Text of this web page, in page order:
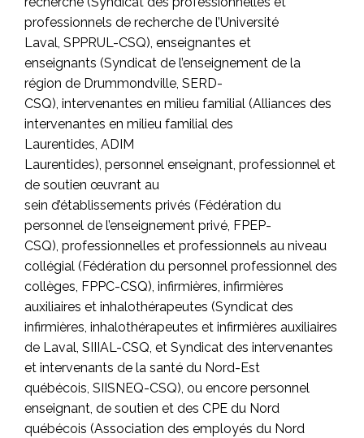
professionnels de recherche de l’Université
Laval, SPPRUL-CSQ), enseignantes et
enseignants (Syndicat de l’enseignement de la
région de Drummondville, SERD-
CSQ), intervenantes en milieu familial (Alliances des
intervenantes en milieu familial des
Laurentides, ADIM
Laurentides), personnel enseignant, professionnel et
de soutien œuvrant au
sein d’établissements privés (Fédération du
personnel de l’enseignement privé, FPEP-
CSQ), professionnelles et professionnels au niveau
collégial (Fédération du personnel professionnel des
collèges, FPPC-CSQ), infirmières, infirmières
auxiliaires et inhalothérapeutes (Syndicat des
infirmières, inhalothérapeutes et infirmières auxiliaires
de Laval, SIIIAL-CSQ, et Syndicat des intervenantes
et intervenants de la santé du Nord-Est
québécois, SIISNEQ-CSQ), ou encore personnel
enseignant, de soutien et des CPE du Nord
québécois (Association des employés du Nord